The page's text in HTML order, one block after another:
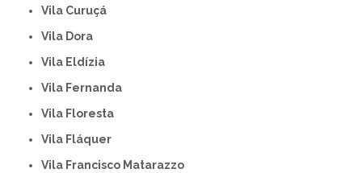
Vila Curuçá
Vila Dora
Vila Eldízia
Vila Fernanda
Vila Floresta
Vila Fláquer
Vila Francisco Matarazzo